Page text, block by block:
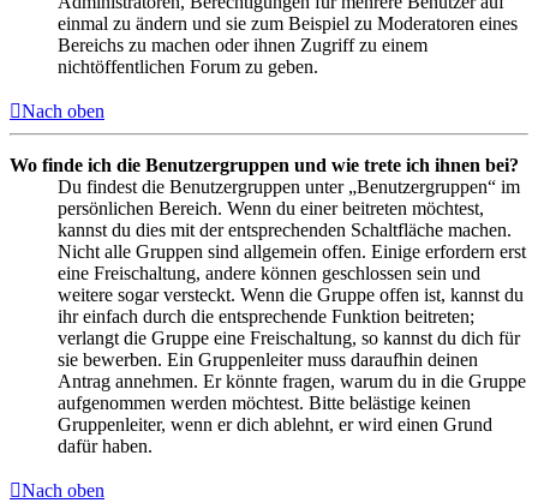
einmal zu ändern und sie zum Beispiel zu Moderatoren eines
Bereichs zu machen oder ihnen Zugriff zu einem
nichtöffentlichen Forum zu geben.
Nach oben
Wo finde ich die Benutzergruppen und wie trete ich ihnen bei?
Du findest die Benutzergruppen unter „Benutzergruppen“ im
persönlichen Bereich. Wenn du einer beitreten möchtest,
kannst du dies mit der entsprechenden Schaltfläche machen.
Nicht alle Gruppen sind allgemein offen. Einige erfordern erst
eine Freischaltung, andere können geschlossen sein und
weitere sogar versteckt. Wenn die Gruppe offen ist, kannst du
ihr einfach durch die entsprechende Funktion beitreten;
verlangt die Gruppe eine Freischaltung, so kannst du dich für
sie bewerben. Ein Gruppenleiter muss daraufhin deinen
Antrag annehmen. Er könnte fragen, warum du in die Gruppe
aufgenommen werden möchtest. Bitte belästige keinen
Gruppenleiter, wenn er dich ablehnt, er wird einen Grund
dafür haben.
Nach oben